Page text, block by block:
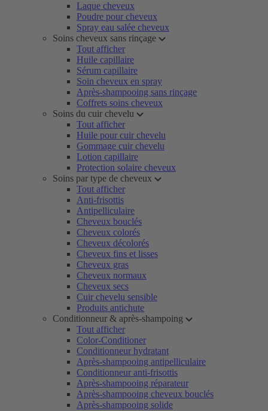
Laque cheveux
Poudre pour cheveux
Spray eau salée cheveux
Soins cheveux sans rinçage
Tout afficher
Huile capillaire
Sérum capillaire
Soin cheveux en spray
Après-shampooing sans rinçage
Coffrets soins cheveux
Soins du cuir chevelu
Tout afficher
Huile pour cuir chevelu
Gommage cuir chevelu
Lotion capillaire
Protection solaire cheveux
Soins par type de cheveux
Tout afficher
Anti-frisottis
Antipelliculaire
Cheveux bouclés
Cheveux colorés
Cheveux décolorés
Cheveux fins et lisses
Cheveux gras
Cheveux normaux
Cheveux secs
Cuir chevelu sensible
Produits antichute
Conditionneur & après-shampoing
Tout afficher
Color-Conditioner
Conditionneur hydratant
Après-shampooing antipelliculaire
Conditionneur anti-frisottis
Après-shampooing réparateur
Après-shampooing cheveux bouclés
Après-shampooing solide